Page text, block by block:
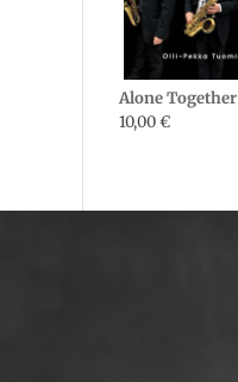
Alone Together
10,00€